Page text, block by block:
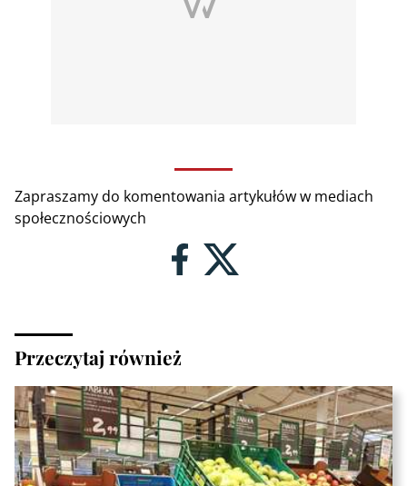
Zapraszamy do komentowania artykułów w mediach
społecznościowych
Przeczytaj również